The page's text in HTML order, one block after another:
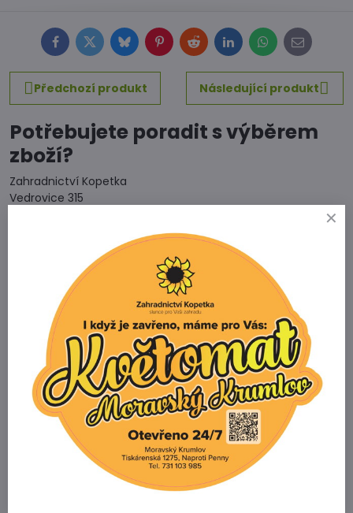
FacebookTwitterBlueskyPinterestRedditLinkedInWhatsApp
E-
mail
Předchozí produkt
Následující produkt
Potřebujete poradit s výběrem
zboží?
Zahradnictví Kopetka
Vedrovice 315
Telefon
+420 731 103 985
Prodejna
+420 607 042 662
Email
info@zahradnictvikopetka.cz
Zahradnictví Vedrovice